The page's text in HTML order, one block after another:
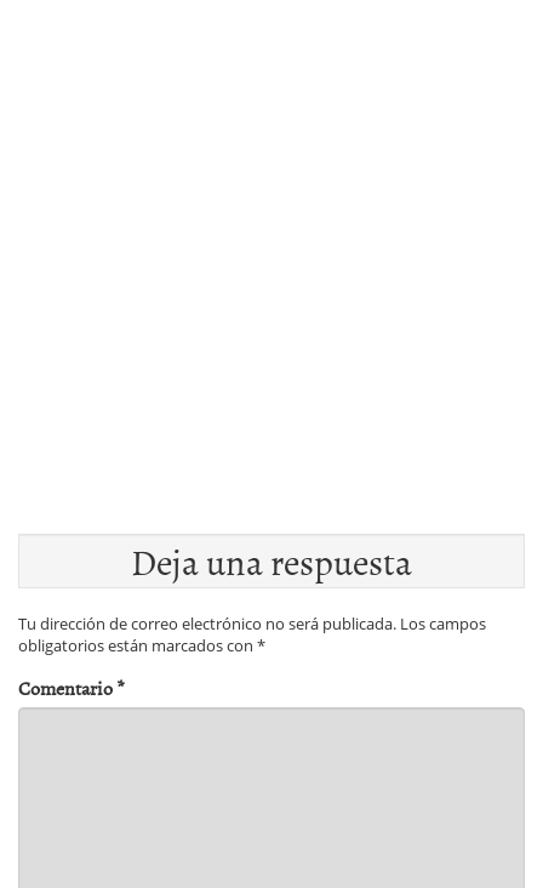
Deja una respuesta
Tu dirección de correo electrónico no será publicada. Los campos
obligatorios están marcados con *
Comentario*